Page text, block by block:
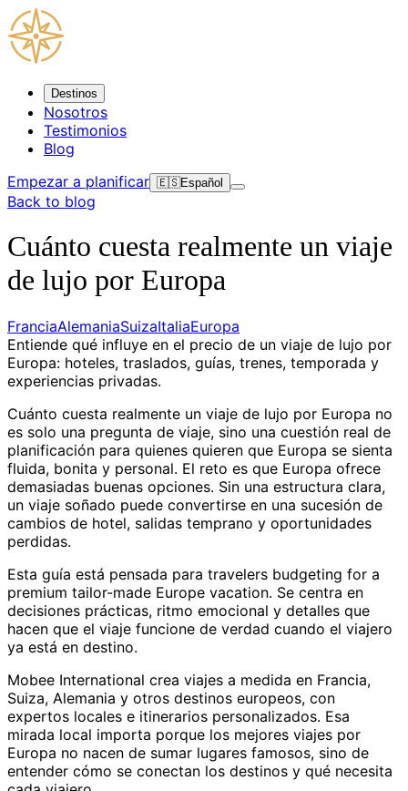
Destinos
Nosotros
Testimonios
Blog
Empezar a planificar 🇪🇸Español
Back to blog
Cuánto cuesta realmente un viaje
de lujo por Europa
FranciaAlemaniaSuizaItaliaEuropa
Entiende qué influye en el precio de un viaje de lujo por
Europa: hoteles, traslados, guías, trenes, temporada y
experiencias privadas.
Cuánto cuesta realmente un viaje de lujo por Europa no
es solo una pregunta de viaje, sino una cuestión real de
planificación para quienes quieren que Europa se sienta
fluida, bonita y personal. El reto es que Europa ofrece
demasiadas buenas opciones. Sin una estructura clara,
un viaje soñado puede convertirse en una sucesión de
cambios de hotel, salidas temprano y oportunidades
perdidas.
Esta guía está pensada para travelers budgeting for a
premium tailor-made Europe vacation. Se centra en
decisiones prácticas, ritmo emocional y detalles que
hacen que el viaje funcione de verdad cuando el viajero
ya está en destino.
Mobee International crea viajes a medida en Francia,
Suiza, Alemania y otros destinos europeos, con
expertos locales e itinerarios personalizados. Esa
mirada local importa porque los mejores viajes por
Europa no nacen de sumar lugares famosos, sino de
entender cómo se conectan los destinos y qué necesita